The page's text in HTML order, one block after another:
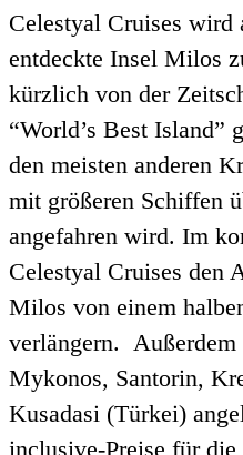
Celestyal Cruises wird
entdeckte Insel Milos
kürzlich von der
“World’s Best Island”
den meisten anderen
mit größeren Schiffen
angefahren wird. Im
Celestyal Cruises den
Milos von einem
verlängern. Außerdem
Mykonos, Santorin,
Kusadasi (Türkei)
inclusive-Preise für die